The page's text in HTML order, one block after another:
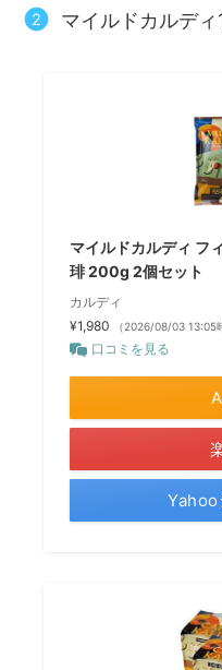
マイルドカルデ
マイルドカルディ フ
琲 200g 2個セット
カルディ
¥1,980
（2026/08/03 13:05
口コミを見る
Yahoo